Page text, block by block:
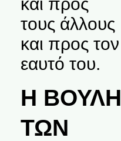
τους άλλους
και προς τον
εαυτό του.
Η ΒΟΥΛΗ
ΤΩΝ